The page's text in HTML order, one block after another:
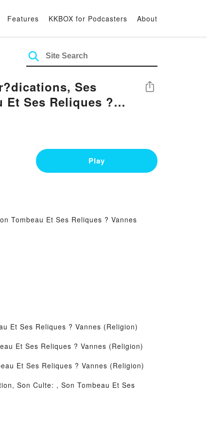
Features KKBOX for Podcasters About
Ses
Et Ses Reliques ?
Share
Play
Tombeau Et Ses Reliques ? Vannes
Et Ses Reliques ? Vannes (Religion)
Et Ses Reliques ? Vannes (Religion)
Et Ses Reliques ? Vannes (Religion)
Son Culte: , Son Tombeau Et Ses